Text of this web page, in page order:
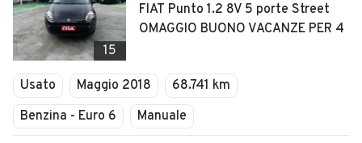
15
FIAT Punto 1.2 8V 5 porte Street
OMAGGIO BUONO VACANZE PER 4
Usato Maggio 2018
68.741 km
Benzina - Euro 6
Manuale